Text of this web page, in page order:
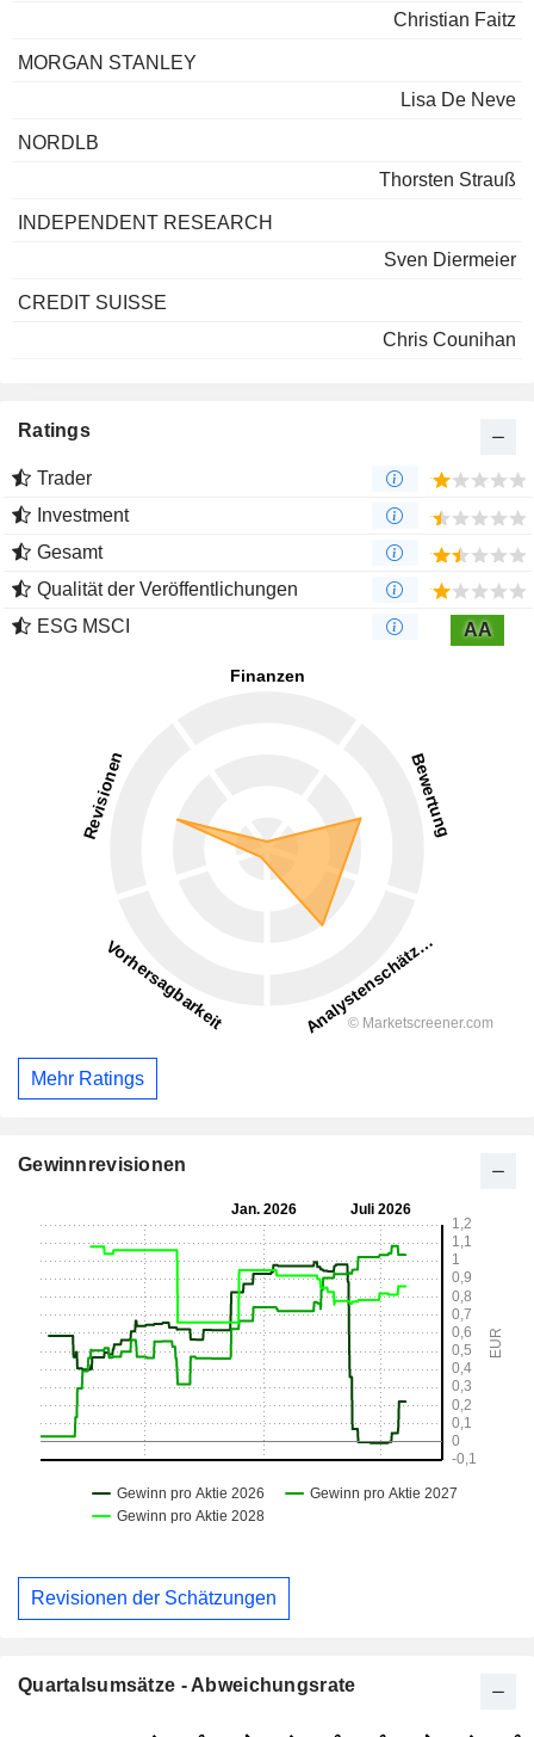
Christian Faitz
MORGAN STANLEY
Lisa De Neve
NORDLB
Thorsten Strauß
INDEPENDENT RESEARCH
Sven Diermeier
CREDIT SUISSE
Chris Counihan
Ratings
Trader
Investment
Gesamt
Qualität der Veröffentlichungen
ESG MSCI
AA
Mehr Ratings
Gewinnrevisionen
Revisionen der Schätzungen
Quartalsumsätze - Abweichungsrate